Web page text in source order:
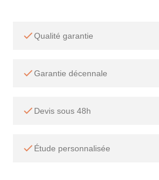
Qualité garantie
Garantie décennale
Devis sous 48h
Étude personnalisée